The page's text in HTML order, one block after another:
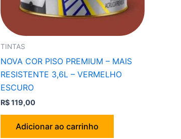
TINTAS
NOVA COR PISO PREMIUM – MAIS
RESISTENTE 3,6L – VERMELHO
ESCURO
R$119,00
Adicionar ao carrinho